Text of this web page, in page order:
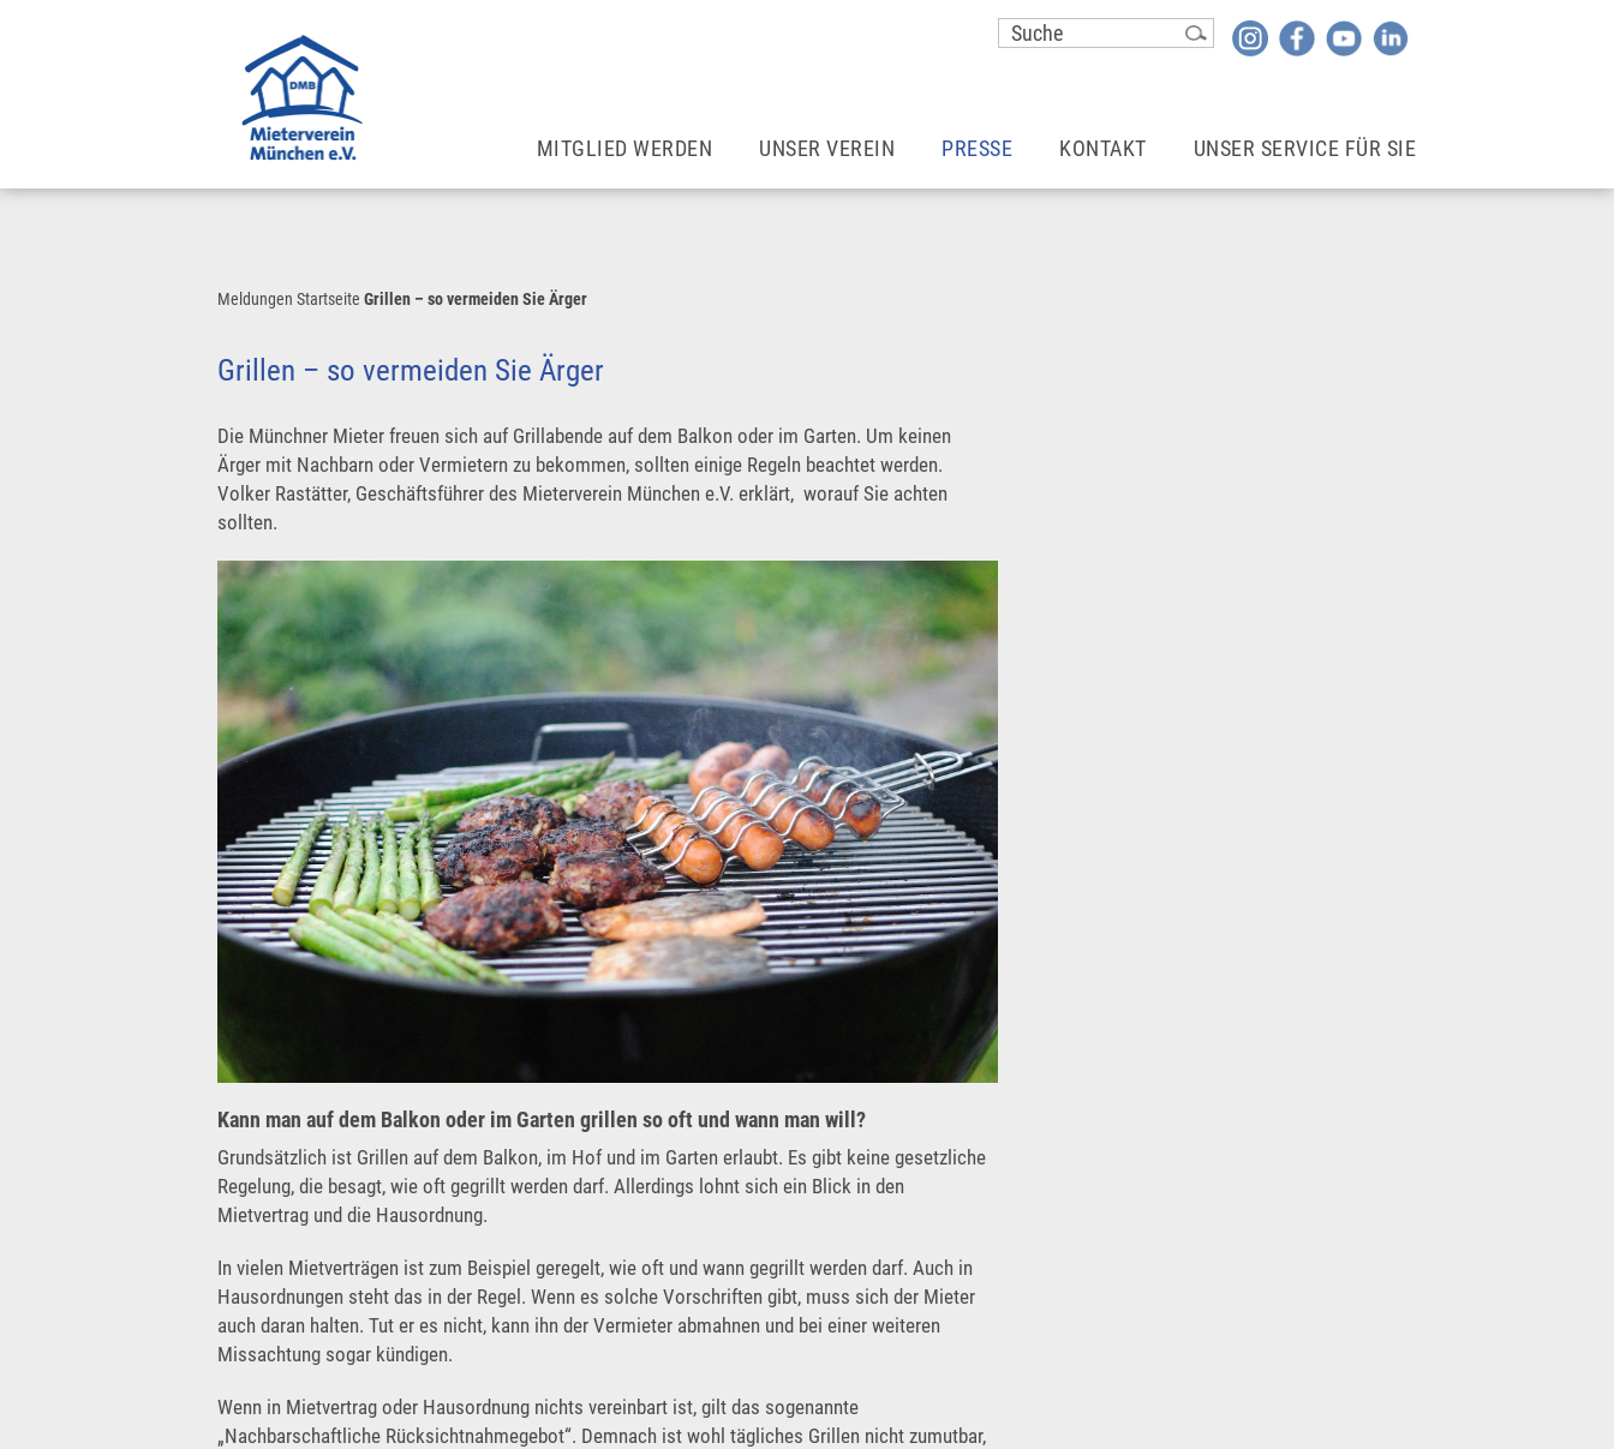
MITGLIED WERDEN
Wohnraummieter*innen
Vereine
Rechtsberatung
Rechtsschutz
Häufige Fragen/FAQs
UNSER VEREIN
Zusätzliche Vorteile
Karriere
PRESSE KONTAKT UNSER SERVICE FÜR SIE
Meldungen Startseite Grillen – so vermeiden Sie Ärger
Grillen – so vermeiden Sie Ärger
Die Münchner Mieter freuen sich auf Grillabende auf dem Balkon oder im Garten. Um keinen
Ärger mit Nachbarn oder Vermietern zu bekommen, sollten einige Regeln beachtet werden.
Volker Rastätter, Geschäftsführer des Mieterverein München e.V. erklärt, worauf Sie achten
sollten.
Kann man auf dem Balkon oder im Garten grillen so oft und wann man will?
Grundsätzlich ist Grillen auf dem Balkon, im Hof und im Garten erlaubt. Es gibt keine gesetzliche
Regelung, die besagt, wie oft gegrillt werden darf. Allerdings lohnt sich ein Blick in den
Mietvertrag und die Hausordnung.
In vielen Mietverträgen ist zum Beispiel geregelt, wie oft und wann gegrillt werden darf. Auch in
Hausordnungen steht das in der Regel. Wenn es solche Vorschriften gibt, muss sich der Mieter
auch daran halten. Tut er es nicht, kann ihn der Vermieter abmahnen und bei einer weiteren
Missachtung sogar kündigen.
Wenn in Mietvertrag oder Hausordnung nichts vereinbart ist, gilt das sogenannte
„Nachbarschaftliche Rücksichtnahmegebot“. Demnach ist wohl tägliches Grillen nicht zumutbar,